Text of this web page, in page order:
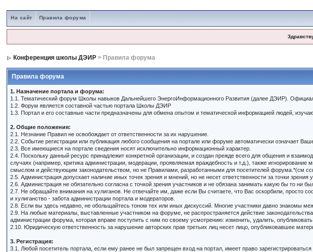
На сайт Правила форума
Конференция школы ДЭИР > Правила форума
Правила форума
1. Назначение портала и форума:
1.1. Тематический форум Школы навыков Дальнейшего ЭнергоИнформационного Развития (далее ДЭИР).
1.2. Форум является составной частью портала Школы ДЭИР
1.3. Портал и его составные части предназначены для обмена опытом и тематической информацией людей,
2. Общие положения:
2.1. Незнание Правил не освобождает от ответственности за их нарушение.
2.2. Событие регистрации или публикация любого сообщения на портале или форуме автоматически означает
2.3. Все имеющиеся на портале сведения носят исключительно информационный характер.
2.4. Поскольку данный ресурс принадлежит конкретной организации, и создан прежде всего для общения и
случаях (например, критика администрации, модерации, проявляемая враждебность и т.д.), также
смыслом и действующим законодательством, но не Правилами, разработанными для посетителей форума.*(см
2.5. Администрация допускает наличие иных точек зрения и мнений, но не несет ответственности за точки зрения
2.6. Администрация не обязательно согласна с точкой зрения участников и не обязана занимать какую бы то ни
2.7. Не обращайте внимания на хулиганов. Не отвечайте им, даже если Вы считаете, что Вас оскорбили,
и хулиганство - забота администрации портала и модераторов.
2.8. Если вы здесь недавно, не обольщайтесь тоном тех или иных дискуссий. Многие участники давно знакомы
2.9. На любые материалы, выставленные участником на форуме, не распространяется действие
администрации форума, которая вправе поступить с ним по своему усмотрению: изменить, удалить, опубликовать
2.10. Юридическую ответственность за нарушение авторских прав третьих лиц несет лицо, опубликовавшее
3. Регистрация:
3.1. Любой посетитель портала, если ему ранее не был запрещен вход на портал, имеет право